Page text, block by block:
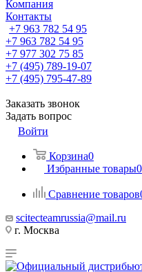
Компания
Контакты
+7 963 782 54 95
+7 963 782 54 95
+7 977 302 75 85
+7 (495) 789-19-07
+7 (495) 795-47-89
Заказать звонок
Задать вопрос
Войти
Корзина0
Избранные товары0
Сравнение товаров
scitecteamrussia@mail.ru
г. Москва